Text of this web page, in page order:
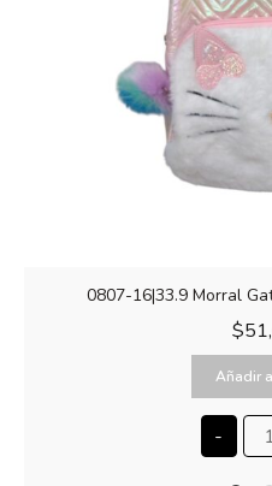
0807-16|33.9 Morral
$
Añadir
-